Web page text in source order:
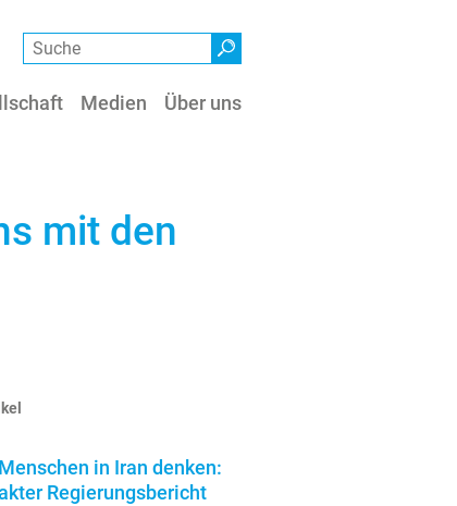
Suche
Medien Über uns
mit den
in Iran denken:
Regierungsbericht